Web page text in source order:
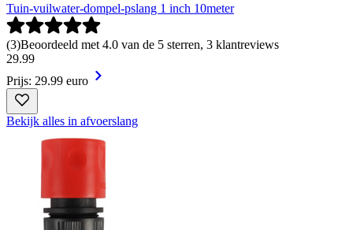
Tuin-vuilwater-dompel-pslang 1 inch 10meter
(3)Beoordeeld met 4.0 van de 5 sterren, 3 klantreviews
29.99
Prijs: 29.99 euro
Bekijk alles in afvoerslang